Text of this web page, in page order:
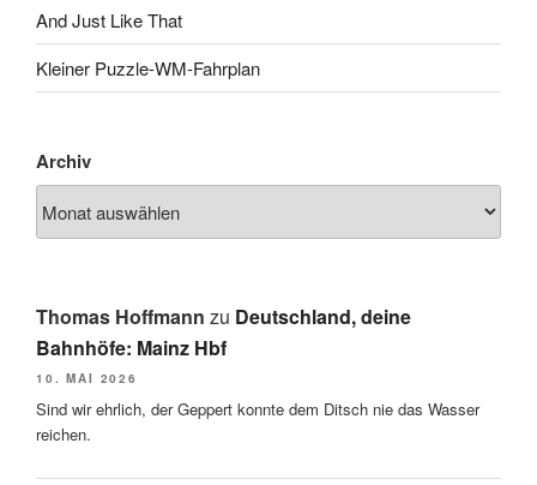
And Just Like That
Kleiner Puzzle-WM-Fahrplan
Archiv
Thomas Hoffmann zu Deutschland, deine
Bahnhöfe: Mainz Hbf
10. MAI 2026
Sind wir ehrlich, der Geppert konnte dem Ditsch nie das Wasser
reichen.